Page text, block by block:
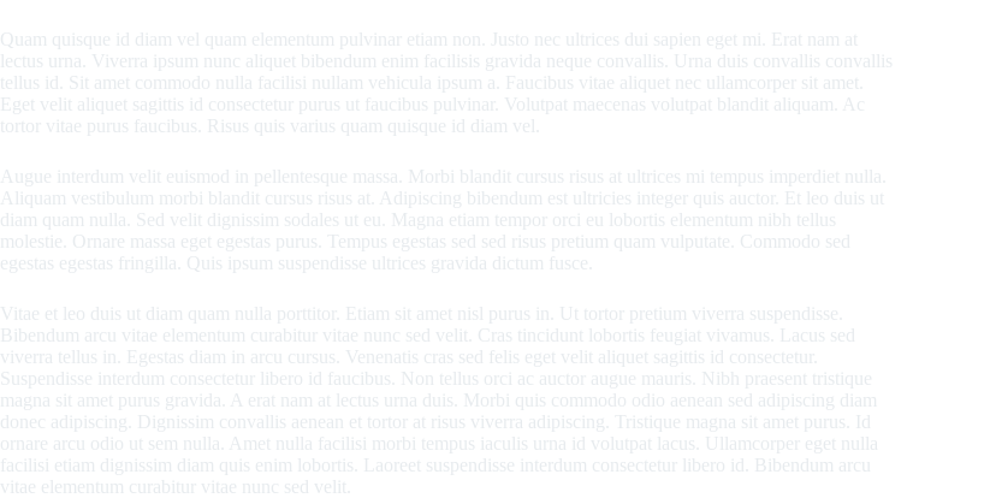
Quam quisque id diam vel quam elementum pulvinar etiam non. Justo nec ultrices dui sapien eget mi. Erat nam at
lectus urna. Viverra ipsum nunc aliquet bibendum enim facilisis gravida neque convallis. Urna duis convallis convallis
tellus id. Sit amet commodo nulla facilisi nullam vehicula ipsum a. Faucibus vitae aliquet nec ullamcorper sit amet.
Eget velit aliquet sagittis id consectetur purus ut faucibus pulvinar. Volutpat maecenas volutpat blandit aliquam. Ac
tortor vitae purus faucibus. Risus quis varius quam quisque id diam vel.
Augue interdum velit euismod in pellentesque massa. Morbi blandit cursus risus at ultrices mi tempus imperdiet nulla.
Aliquam vestibulum morbi blandit cursus risus at. Adipiscing bibendum est ultricies integer quis auctor. Et leo duis ut
diam quam nulla. Sed velit dignissim sodales ut eu. Magna etiam tempor orci eu lobortis elementum nibh tellus
molestie. Ornare massa eget egestas purus. Tempus egestas sed sed risus pretium quam vulputate. Commodo sed
egestas egestas fringilla. Quis ipsum suspendisse ultrices gravida dictum fusce.
Vitae et leo duis ut diam quam nulla porttitor. Etiam sit amet nisl purus in. Ut tortor pretium viverra suspendisse.
Bibendum arcu vitae elementum curabitur vitae nunc sed velit. Cras tincidunt lobortis feugiat vivamus. Lacus sed
viverra tellus in. Egestas diam in arcu cursus. Venenatis cras sed felis eget velit aliquet sagittis id consectetur.
Suspendisse interdum consectetur libero id faucibus. Non tellus orci ac auctor augue mauris. Nibh praesent tristique
magna sit amet purus gravida. A erat nam at lectus urna duis. Morbi quis commodo odio aenean sed adipiscing diam
donec adipiscing. Dignissim convallis aenean et tortor at risus viverra adipiscing. Tristique magna sit amet purus. Id
ornare arcu odio ut sem nulla. Amet nulla facilisi morbi tempus iaculis urna id volutpat lacus. Ullamcorper eget nulla
facilisi etiam dignissim diam quis enim lobortis. Laoreet suspendisse interdum consectetur libero id. Bibendum arcu
vitae elementum curabitur vitae nunc sed velit.